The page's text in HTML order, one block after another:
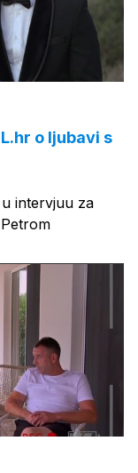
o ljubavi s
intervjuu za